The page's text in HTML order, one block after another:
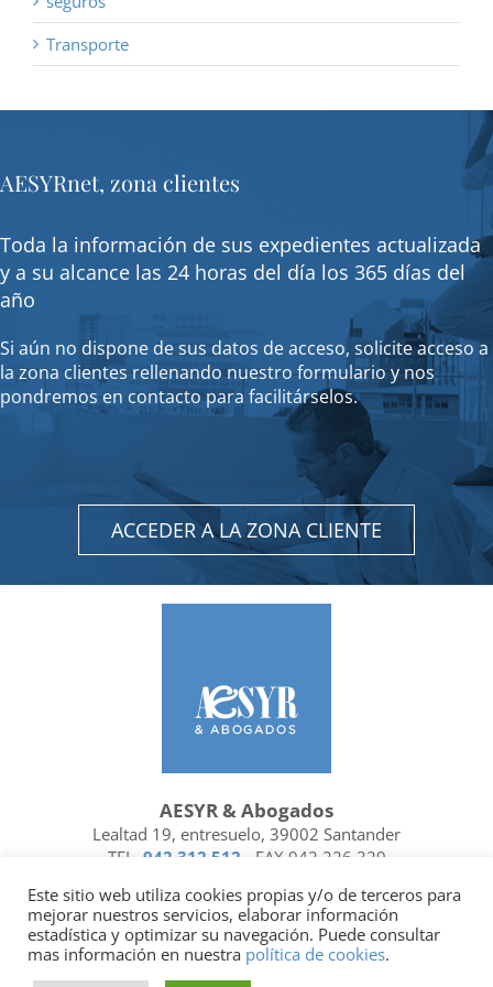
Transporte
AESYRnet, zona clientes
Toda la información de sus expedientes actualizada
y a su alcance las 24 horas del día los 365 días del
año
Si aún no dispone de sus datos de acceso, solicite acceso a
la zona clientes rellenando nuestro formulario y nos
pondremos en contacto para facilitárselos.
ACCEDER A LA ZONA CLIENTE
AESYR & Abogados
Lealtad 19, entresuelo, 39002 Santander
TEL. 942 312 512 - FAX 942 226 329
FacebookLinkedin
Socio de | Miembro de
Este sitio web utiliza cookies propias y/o de terceros para
mejorar nuestros servicios, elaborar información
estadística y optimizar su navegación. Puede consultar
mas información en nuestra política de cookies.